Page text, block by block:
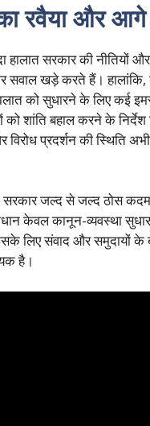
रवैया और आगे
हालात सरकार की नीतियों
सवाल खड़े करते हैं। हालांकि,
को सुधारने के लिए कई
को शांति बहाल करने के
विरोध प्रदर्शन की स्थिति
जल्द से जल्द ठोस कदम
केवल कानून-व्यवस्था
लिए संवाद और समुदायों के
है।